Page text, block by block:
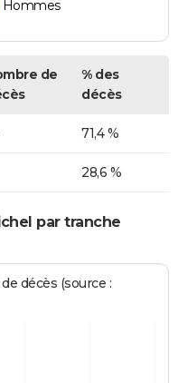
Hommes
de
% des
décès
71,4 %
28,6 %
par tranche
décès (source :